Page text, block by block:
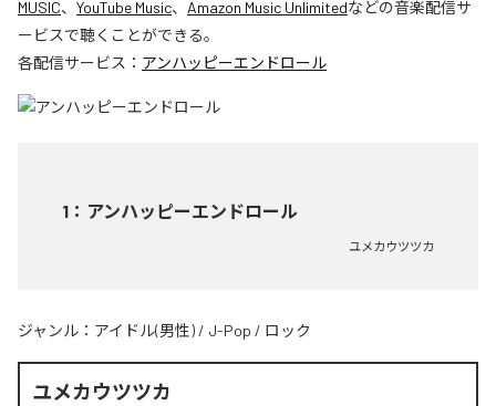
MUSIC、 YouTube Music、 Amazon Music Unlimitedなどの音楽配信サ
ービスで聴くことができる。
各配信サービス： アンハッピーエンドロール
1 ： アンハッピーエンドロール
ユメカウツツカ
ジャンル： アイドル(男性) / J-Pop / ロック
ユメカウツツカ